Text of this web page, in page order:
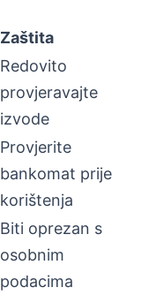
Zaštita
Redovito
provjeravajte
izvode
Provjerite
bankomat prije
korištenja
Biti oprezan s
osobnim
podacima